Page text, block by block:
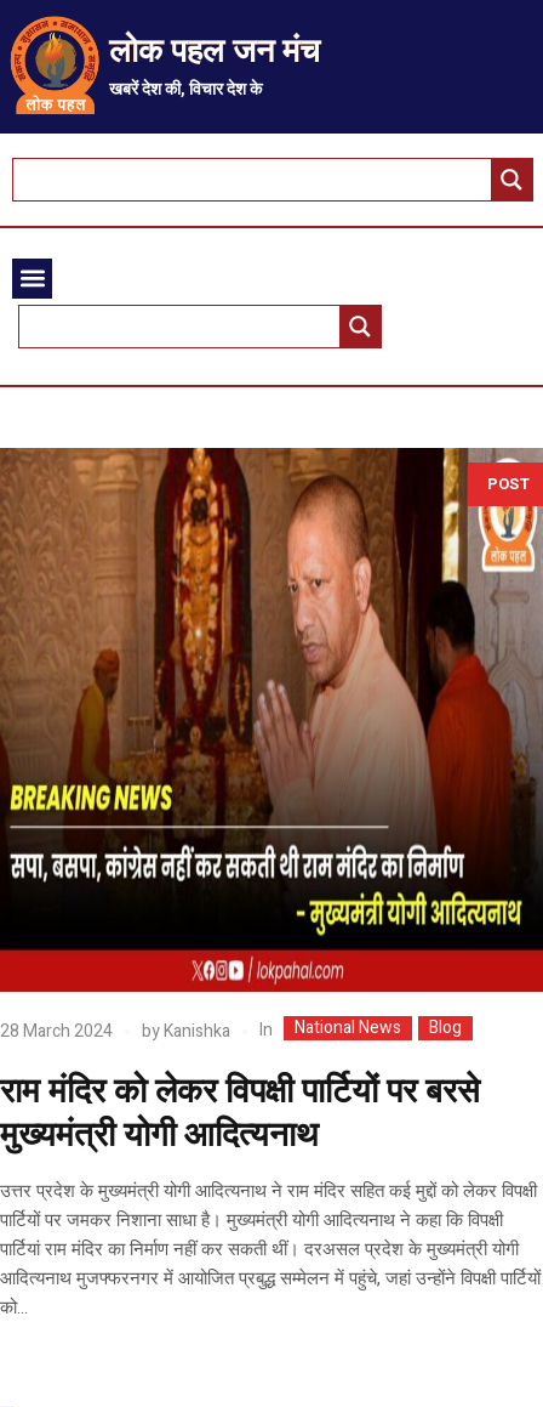
लोक पहल जन मंच
खबरें देश की, विचार देश के
POST
28 March 2024 byKanishka In National News Blog
राम मंदिर को लेकर विपक्षी पार्टियों पर बरसे
मुख्यमंत्री योगी आदित्यनाथ
उत्तर प्रदेश के मुख्यमंत्री योगी आदित्यनाथ ने राम मंदिर सहित कई मुद्दों को लेकर विपक्षी
पार्टियों पर जमकर निशाना साधा है। मुख्यमंत्री योगी आदित्यनाथ ने कहा कि विपक्षी
पार्टियां राम मंदिर का निर्माण नहीं कर सकती थीं। दरअसल प्रदेश के मुख्यमंत्री योगी
आदित्यनाथ मुजफ्फरनगर में आयोजित प्रबुद्ध सम्मेलन में पहुंचे, जहां उन्होंने विपक्षी पार्टियों
को...